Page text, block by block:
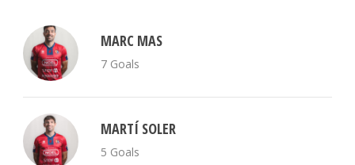
MARC MAS
7 Goals
MARTÍ SOLER
5 Goals